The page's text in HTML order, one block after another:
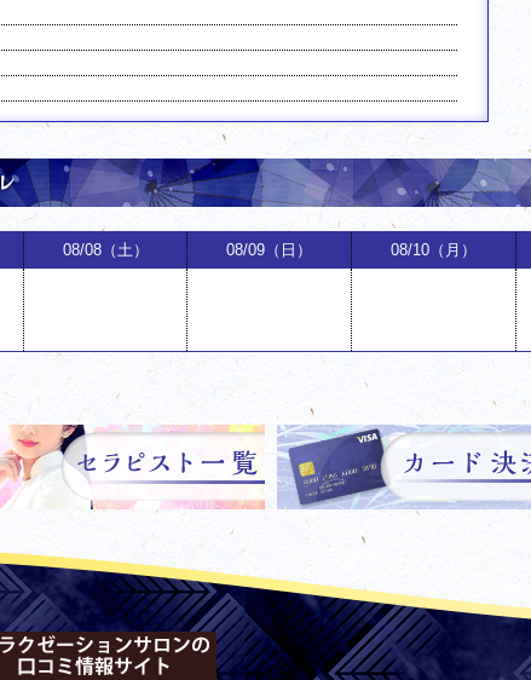
08/08（土） 08/09（日） 08/10（月）